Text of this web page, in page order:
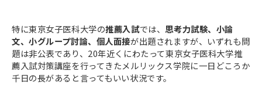
特に東京女子医科大学の推薦入試では、思考力試験、小論
文、小グループ討論、個人面接が出題されますが、いずれも問
題は非公表であり、20年近くにわたって東京女子医科大学推
薦入試対策講座を行ってきたメルリックス学院に一日どころか
千日の長があると言ってもいい状況です。